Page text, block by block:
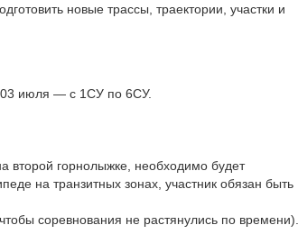
новые трассы, траектории, участки и
03 июля — с 1СУ по 6СУ.
второй горнолыжке, необходимо будет
на транзитных зонах, участник обязан быть
соревнования не растянулись по времени).